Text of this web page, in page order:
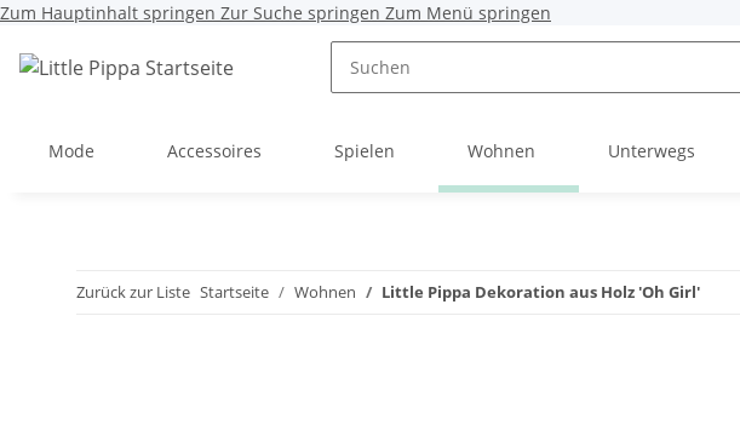
Zum Hauptinhalt springen Zur Suche springen Zum Menü springen
Mode Accessoires Spielen Wohnen Unterwegs
Zurück zur Liste Startseite Wohnen Little Pippa Dekoration aus Holz 'Oh Girl'